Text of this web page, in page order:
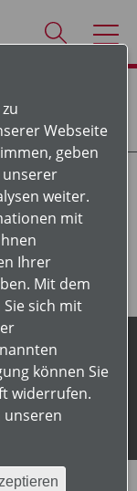
Webseite
geben
weiter.
mit
Ihrer
Mit dem
sich mit
können Sie
widerrufen.
unseren